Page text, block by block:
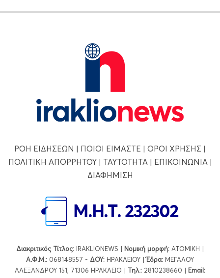
ΡΟΗ ΕΙΔΗΣΕΩΝ | ΠΟΙΟΙ ΕΙΜΑΣΤΕ | ΟΡΟΙ ΧΡΗΣΗΣ |
ΠΟΛΙΤΙΚΗ ΑΠΟΡΡΗΤΟΥ| ΤΑΥΤΟΤΗΤΑ| ΕΠΙΚΟΙΝΩΝΙΑ|
ΔΙΑΦΗΜΙΣΗ
Διακριτικός Τίτλος: IRAKLIONEWS | Νομική μορφή: ΑΤΟΜΙΚΗ |
Α.Φ.Μ.: 068148557 - ΔΟΥ: ΗΡΑΚΛΕΙΟΥ |Έδρα: ΜΕΓΑΛΟΥ
ΑΛΕΞΑΝΔΡΟΥ 151, 71306 ΗΡΑΚΛΕΙΟ | Τηλ.: 2810238660 | Εmail: